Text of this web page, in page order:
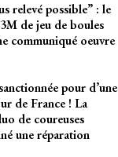
relevé possible” : le
de jeu de boules
communiqué oeuvre
pour d’une
de France ! La
de coureuses
une réparation